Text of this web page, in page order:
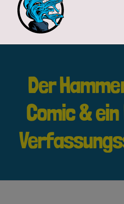
Der
Comic &